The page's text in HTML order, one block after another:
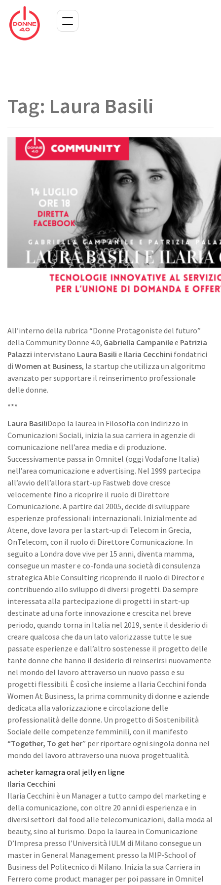
Tag: Laura Basili
All’interno della rubrica “Donne Protagoniste del futuro”
della Community Donne 4.0, Gabriella Campanilee Patrizia
Palazzi intervistano Laura Basili e Ilaria Cecchini fondatrici
di Women at Business, la startup che utilizza un algoritmo
avanzato per supportare il reinserimento professionale
delle donne.
***
Laura BasiliDopo la laurea in Filosofia con indirizzo in
Comunicazioni Sociali, inizia la sua carriera in agenzie di
comunicazione nell’area media e di produzione.
Successivamente passa in Omnitel (oggi Vodafone Italia)
nell’area comunicazione e advertising. Nel 1999 partecipa
all’avvio dell’allora start-up Fastweb dove cresce
velocemente fino a ricoprire il ruolo di Direttore
Comunicazione. A partire dal 2005, decide di sviluppare
esperienze professionali internazionali. Inizialmente ad
Atene, dove lavora per la start-up di Telecom in Grecia,
OnTelecom, con il ruolo di Direttore Comunicazione. In
seguito a Londra dove vive per 15 anni, diventa mamma,
consegue un master e co-fonda una società di consulenza
strategica Able Consulting ricoprendo il ruolo di Director e
contribuendo allo sviluppo di diversi progetti. Da sempre
interessata alla partecipazione di progetti in start-up
destinate ad una forte innovazione e crescita nel breve
periodo, quando torna in Italia nel 2019, sente il desiderio di
creare qualcosa che da un lato valorizzasse tutte le sue
passate esperienze e dall’altro sostenesse il progetto delle
tante donne che hanno il desiderio di reinserirsi nuovamente
nel mondo del lavoro attraverso un nuovo passo e su
progetti flessibili. È così che insieme a Ilaria Cecchini fonda
Women At Business, la prima community di donne e aziende
dedicata alla valorizzazione e circolazione delle
professionalità delle donne. Un progetto di Sostenibilità
Sociale delle competenze femminili, con il manifesto
“Together, To get her” per riportare ogni singola donna nel
mondo del lavoro attraverso una nuova progettualità.
acheter kamagra oral jelly en ligne
Ilaria Cecchini
Ilaria Cecchini è un Manager a tutto campo del marketing e
della comunicazione, con oltre 20 anni di esperienza e in
diversi settori: dal food alle telecomunicazioni, dalla moda al
beauty, sino al turismo. Dopo la laurea in Comunicazione
D’Impresa presso l’Università IULM di Milano consegue un
master in General Management presso la MIP-School of
Business del Politecnico di Milano. Inizia la sua Carriera in
Ferrero come product manager per poi passare in Omnitel